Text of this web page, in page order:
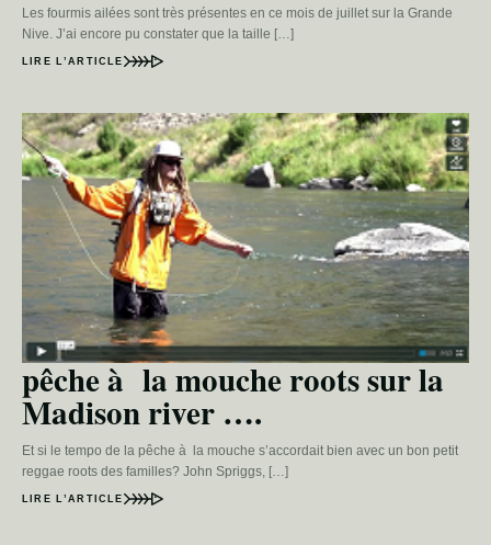
Les fourmis ailées sont très présentes en ce mois de juillet sur la Grande
Nive. J’ai encore pu constater que la taille […]
LIRE L’ARTICLE
pêche à la mouche roots sur la
Madison river ….
Et si le tempo de la pêche à la mouche s’accordait bien avec un bon petit
reggae roots des familles? John Spriggs, […]
LIRE L’ARTICLE